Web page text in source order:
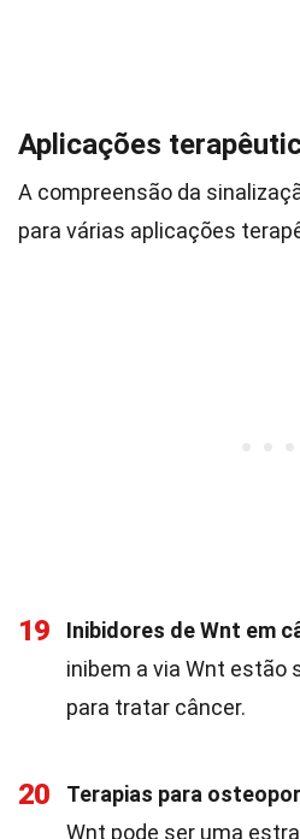
Aplicações
A compreensão da
para várias aplicações
19 Inibidores de Wnt em
inibem a via Wnt estão
para tratar câncer.
20 Terapias para
Wnt pode ser uma